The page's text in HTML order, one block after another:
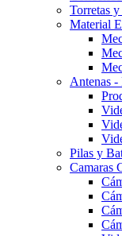
Torretas y
Material
Antenas -
Pilas y
Camaras